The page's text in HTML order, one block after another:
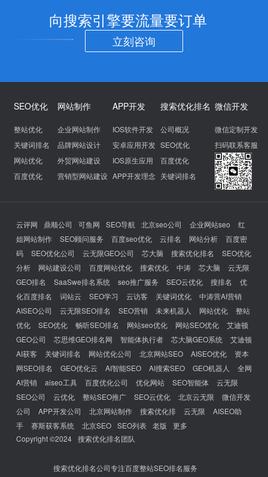
向搜索引擎要流量要订单
立刻咨询
SEO优化
整站优化
关键词排名
网站优化
百度优化
网站制作
企业网站制作
品牌网站设计
外贸网站建设
营销型网站建设
APP开发
IOS软件开发
安卓应用开发
IOS原生应用
APP开发理念
搜索优化排名
公司概况
SEO优化
百度优化
关键词排名
微信开发
微信定制开发
扫码联系客服
云评网 鼎顺公司 可鱼网 SEO导航 北京seo公司 企业网站seo
红
姐网站制作
SEO顾问服务 百度seo优化 云排名 网站分析
百度密
码
SEO优化公司 云无限GEO公司 芯大脑 搜索优化排名
SEO优化
分析
网站建设公司 百度网站优化 搜索优化 中涛 芯大脑
云无限
GEO排名
SaaSwe排名系统 seo推广服务 SEO云优化 搜排名
优
化百度排名
词站云 SEO学习 云访客 关键词优化
中涛营AI营销
AISEO公司
云无限SEO排名 SEO营销 未来机器人 网站优化
整站
优化
SEO优化 畅听SEO排名 网站seo优化 网站SEO优化
艾迪顿
GEO公司
芯思维GEO排名网 智能体执行者 芯大脑GEO系统
艾迪顿
AI获客
关键词排名 网站优化公司 北京网站SEO AISEO优化
资本
网SEO排名
GEO优化云 AI智能SEO AI搜索SEO GEO机器人
全网
AI营销
aiseo工具 百度优化公司 优化网站 SEO智能体
云无限
SEO公司
云优化 整站SEO推广 SEO云优化 北京云无限
微信开发
公司
APP开发公司 北京网站制作 搜索优化排 云无限
AISEO助
手
赛斯获客系统 北京SEO SEO列表 老版
更多
Copyright ©2024 搜索优化排名团队
搜索优化排名公司专注百度整站SEO排名服务